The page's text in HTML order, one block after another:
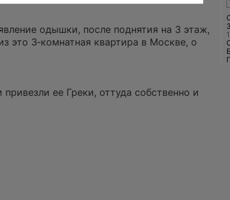
одышки, после поднятия на 3 этаж,
это 3‐комнатная квартира в Москве, о
ее Греки, оттуда собственно и